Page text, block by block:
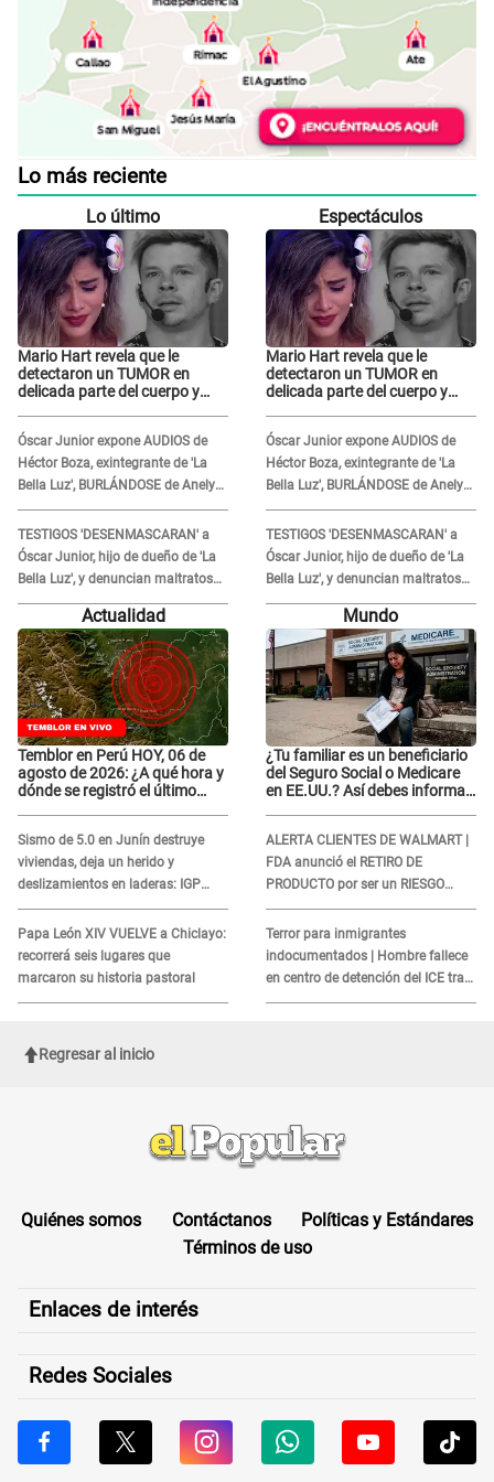
Lo más reciente
Lo último
Mario Hart revela que le
detectaron un TUMOR en
delicada parte del cuerpo y
Óscar Junior expone AUDIOS de
Héctor Boza, exintegrante de 'La
Bella Luz', BURLÁNDOSE de Anely
Dávila tras acusarlo de maltrato:
"Grábame..."
TESTIGOS 'DESENMASCARAN' a
Óscar Junior, hijo de dueño de 'La
Bella Luz', y denuncian maltratos
en la orquesta: "Los humilla..."
Espectáculos
Mario Hart revela que le
detectaron un TUMOR en
delicada parte del cuerpo y
Óscar Junior expone AUDIOS de
Héctor Boza, exintegrante de 'La
Bella Luz', BURLÁNDOSE de Anely
Dávila tras acusarlo de maltrato:
"Grábame..."
TESTIGOS 'DESENMASCARAN' a
Óscar Junior, hijo de dueño de 'La
Bella Luz', y denuncian maltratos
en la orquesta: "Los humilla..."
Actualidad
Temblor en Perú HOY, 06 de
agosto de 2026: ¿A qué hora y
dónde se registró el último
Sismo de 5.0 en Junín destruye
viviendas, deja un herido y
deslizamientos en laderas: IGP
alerta sobre posibles réplicas
Papa León XIV VUELVE a Chiclayo:
recorrerá seis lugares que
marcaron su historia pastoral
Mundo
¿Tu familiar es un beneficiario
del Seguro Social o Medicare
en EE.UU.? Así debes informar
ALERTA CLIENTES DE WALMART |
FDA anunció el RETIRO DE
PRODUCTO por ser un RIESGO
MORTAL para consumidores: ¿Cuál
es?
Terror para inmigrantes
indocumentados | Hombre fallece
en centro de detención del ICE tras
sufrir una "emergencia médica"
Regresar al inicio
Quiénes somos Contáctanos
Políticas y Estándares
Términos de uso
Enlaces de interés
Redes Sociales